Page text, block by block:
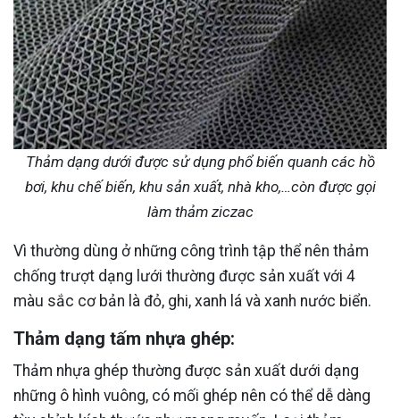
Thảm dạng dưới được sử dụng phổ biến quanh các hồ
bơi, khu chế biến, khu sản xuất, nhà kho,…còn được gọi
làm thảm ziczac
Vì thường dùng ở những công trình tập thể nên thảm
chống trượt dạng lưới thường được sản xuất với 4
màu sắc cơ bản là đỏ, ghi, xanh lá và xanh nước biển.
Thảm dạng tấm nhựa ghép:
Thảm nhựa ghép thường được sản xuất dưới dạng
những ô hình vuông, có mối ghép nên có thể dễ dàng